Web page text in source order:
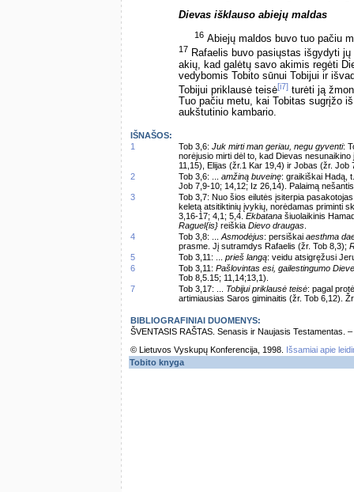
Dievas išklauso abiejų maldas
16 Abiejų maldos buvo tuo pačiu
17 Rafaelis buvo pasiųstas išgydyti
akių, kad galėtų savo akimis regėti
vedybomis Tobito sūnui Tobijui ir
Tobijui priklausė teisė[i7] turėti ją
Tuo pačiu metu, kai Tobitas sugrįžo
aukštutinio kambario.
IŠNAŠOS:
1
Tob 3,6: Juk mirti man geriau, negu gyventi:
norėjusio mirti dėl to, kad Dievas
11,15), Elijas (žr.1 Kar 19,4) ir Jobas (žr. Job
2
Tob 3,6: ... amžiną buveinę: graikiškai Hadą,
Job 7,9-10; 14,12; Iz 26,14). Palaimą
3
Tob 3,7: Nuo šios eilutės įsiterpia
keletą atsitiktinių įvykių, norėdamas priminti
3,16-17; 4,1; 5,4. Ekbatana šiuolaikinis
Raguel{is} reiškia Dievo draugas
4
Tob 3,8: ... Asmodėjus: persiškai aesthma
prasme. Jį sutramdys Rafaelis (žr. Tob 8,3);
5
Tob 3,11: ... prieš langą: veidu atsigręžusi
6
Tob 3,11: Pašlovintas esi, gailestingumo Dieve
Tob 8,5.15; 11,14;13,1).
7
Tob 3,17: ... Tobijui priklausė teisė: pagal
artimiausias Saros giminaitis (žr. Tob 6,12).
BIBLIOGRAFINIAI DUOMENYS:
ŠVENTASIS RAŠTAS. Senasis ir Naujasis Testamentas.
© Lietuvos Vyskupų Konferencija, 1998.
Išsamiai apie
Tobito knyga